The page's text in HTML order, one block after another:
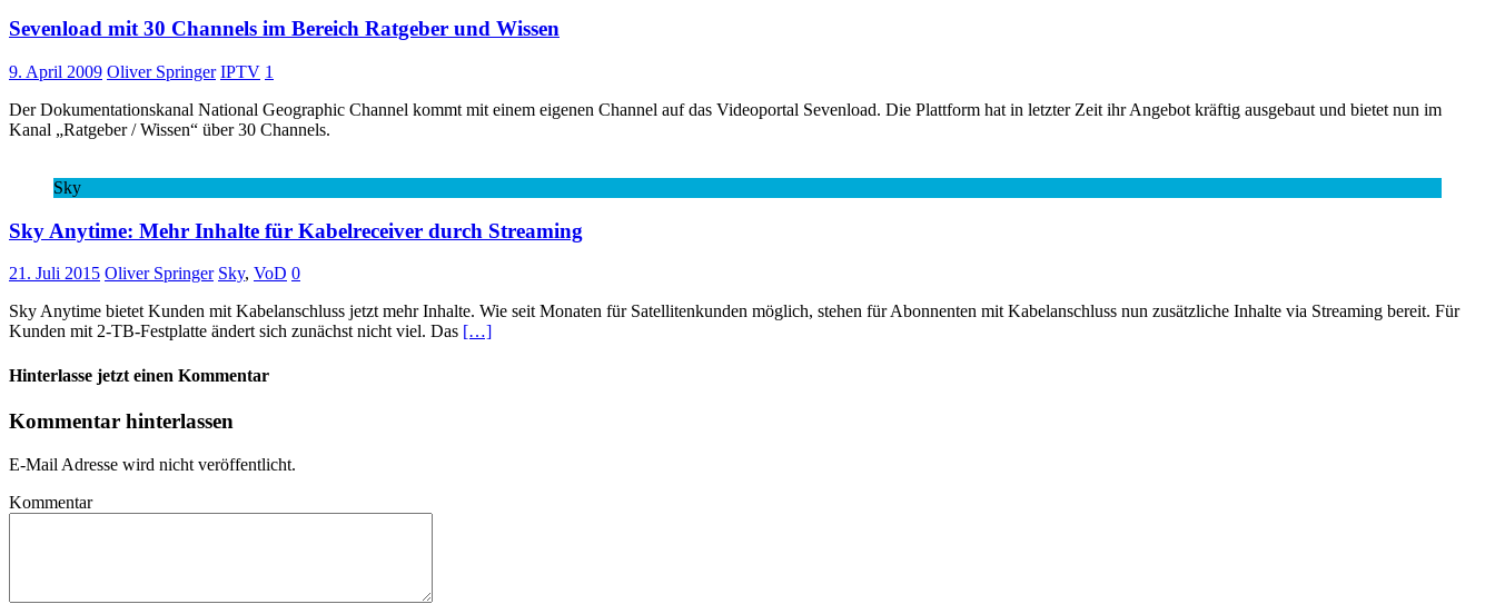
Sevenload mit 30 Channels im Bereich Ratgeber und Wissen
9. April 2009 Oliver Springer IPTV 1
Der Dokumentationskanal National Geographic Channel kommt mit einem eigenen Channel auf das Videoportal Sevenload. Die Plattform hat in letzter Zeit ihr Angebot kräftig ausgebaut und bietet nun im
Kanal „Ratgeber / Wissen“ über 30 Channels.
Sky
Sky Anytime: Mehr Inhalte für Kabelreceiver durch Streaming
21. Juli 2015 Oliver Springer Sky, VoD 0
Sky Anytime bietet Kunden mit Kabelanschluss jetzt mehr Inhalte. Wie seit Monaten für Satellitenkunden möglich, stehen für Abonnenten mit Kabelanschluss nun zusätzliche Inhalte via Streaming bereit. Für
Kunden mit 2-TB-Festplatte ändert sich zunächst nicht viel. Das […]
Hinterlasse jetzt einen Kommentar
Kommentar hinterlassen
E-Mail Adresse wird nicht veröffentlicht.
Kommentar